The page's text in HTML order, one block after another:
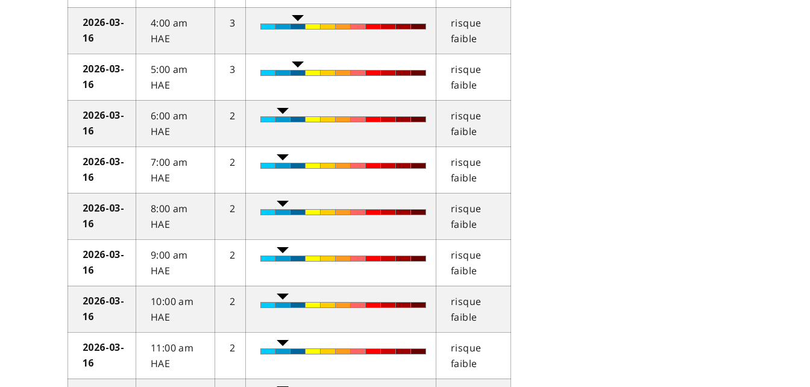
2026-03-
16
4:00 am
HAE
3
risque
faible
2026-03-
16
5:00 am
HAE
3
risque
faible
2026-03-
16
6:00 am
HAE
2
risque
faible
2026-03-
16
7:00 am
HAE
2
risque
faible
2026-03-
16
8:00 am
HAE
2
risque
faible
2026-03-
16
9:00 am
HAE
2
risque
faible
2026-03-
16
10:00 am
HAE
2
risque
faible
2026-03-
16
11:00 am
HAE
2
risque
faible